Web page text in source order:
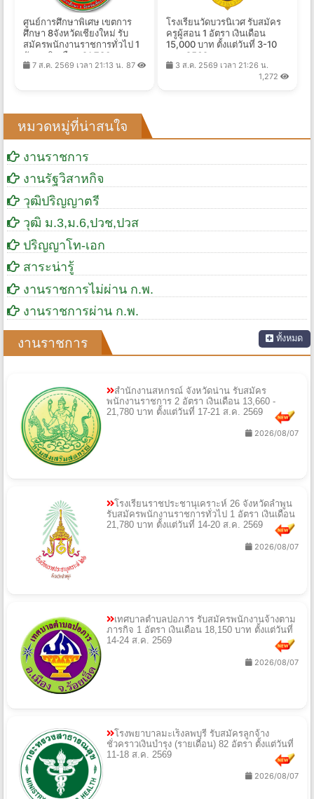
ศูนย์การศึกษาพิเศษ เขตการ
ศึกษา 8จังหวัดเชียงใหม่ รับ
สมัครพนักงานราชการทั่วไป 1
อัตรา เงินเดือน 21,780 บาท
ตั้งแต่วันที่ 14-20 ส.ค. 2569
7 ส.ค. 2569 เวลา 21:13 น. 87
โรงเรียนวัดบวรนิเวศ รับสมัคร
ครูผู้สอน 1 อัตรา เงินเดือน
15,000 บาท ตั้งแต่วันที่ 3-10
ส.ค. 2569
3 ส.ค. 2569 เวลา 21:26 น.
1,272
หมวดหมู่ที่น่าสนใจ
งานราชการ
งานรัฐวิสาหกิจ
วุฒิปริญญาตรี
วุฒิ ม.3,ม.6,ปวช,ปวส
ปริญญาโท-เอก
สาระน่ารู้
งานราชการไม่ผ่าน ก.พ.
งานราชการผ่าน ก.พ.
งานราชการ ทั้งหมด
สำนักงานสหกรณ์ จังหวัดน่าน รับสมัคร
พนักงานราชการ 2 อัตรา เงินเดือน 13,660 -
21,780 บาท ตั้งแต่วันที่ 17-21 ส.ค. 2569
2026/08/07
โรงเรียนราชประชานุเคราะห์ 26 จังหวัดลำพูน
รับสมัครพนักงานราชการทั่วไป 1 อัตรา เงินเดือน
21,780 บาท ตั้งแต่วันที่ 14-20 ส.ค. 2569
2026/08/07
เทศบาลตำบลปอภาร รับสมัครพนักงานจ้างตาม
ภารกิจ 1 อัตรา เงินเดือน 18,150 บาท ตั้งแต่วันที่
14-24 ส.ค. 2569
2026/08/07
โรงพยาบาลมะเร็งลพบุรี รับสมัครลูกจ้าง
ชั่วคราวเงินบำรุง (รายเดือน) 82 อัตรา ตั้งแต่วันที่
11-18 ส.ค. 2569
2026/08/07